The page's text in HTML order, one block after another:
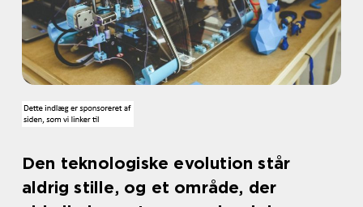
Den teknologiske evolution står
aldrig stille, og et område, der